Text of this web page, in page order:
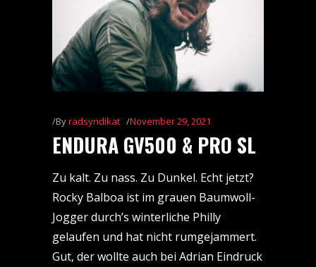
Byradsyndikat November 29, 2021
ENDURA GV500 & PRO SL
Zu kalt. Zu nass. Zu Dunkel. Echt jetzt?
Rocky Balboa ist im grauen Baumwoll-
Jogger durch’s winterliche Philly
gelaufen und hat nicht rumgejammert.
Gut, der wollte auch bei Adrian Eindruck